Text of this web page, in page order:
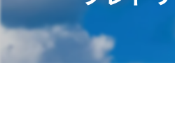
中南米・カリブ
モルディブ・他